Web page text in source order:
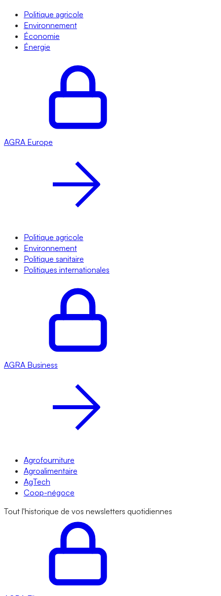
Politique agricole
Environnement
Économie
Énergie
AGRA Europe
Politique agricole
Environnement
Politique sanitaire
Politiques internationales
AGRA Business
Agrofourniture
Agroalimentaire
AgTech
Coop-négoce
Tout l'historique de vos newsletters quotidiennes